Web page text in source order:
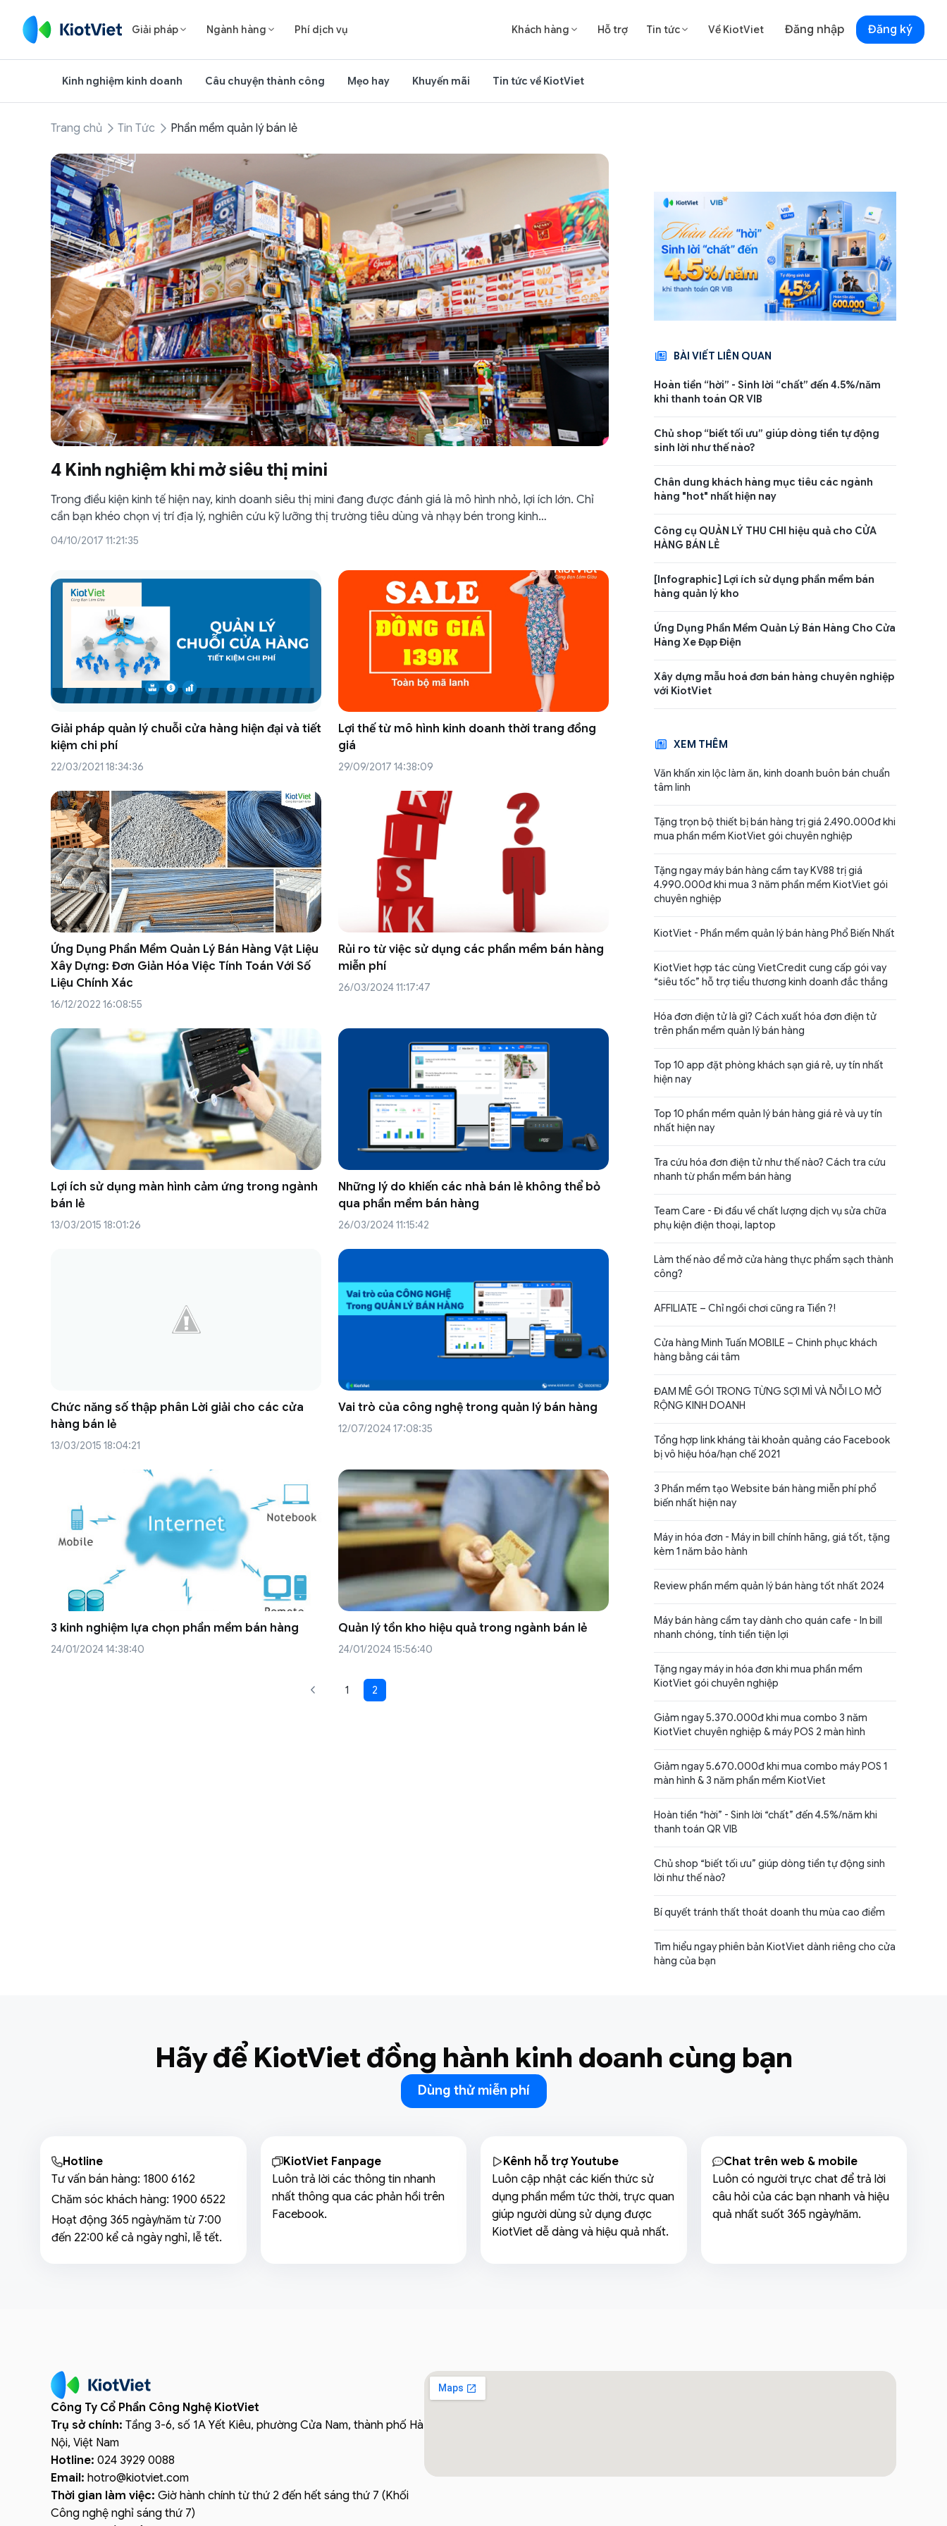
Giải pháp  Ngành hàng  Phí dịch vụ Khách hàng  Hỗ trợ Tin tức  Về KiotViet Đăng nhập Đăng ký
Kinh nghiệm kinh doanh Câu chuyện thành công Mẹo hay Khuyến mãi Tin tức về KiotViet
Trang chủ Tin Tức Phần mềm quản lý bán lẻ
4 Kinh nghiệm khi mở siêu thị mini
Trong điều kiện kinh tế hiện nay, kinh doanh siêu thị mini đang được đánh giá là mô hình nhỏ, lợi ích lớn. Chỉ
cần bạn khéo chọn vị trí địa lý, nghiên cứu kỹ lưỡng thị trường tiêu dùng và nhạy bén trong kinh…
04/10/2017 11:21:35
Giải pháp quản lý chuỗi cửa hàng hiện đại và tiết
kiệm chi phí
22/03/2021 18:34:36
Lợi thế từ mô hình kinh doanh thời trang đồng
giá
29/09/2017 14:38:09
Ứng Dụng Phần Mềm Quản Lý Bán Hàng Vật Liệu
Xây Dựng: Đơn Giản Hóa Việc Tính Toán Với Số
Liệu Chính Xác
16/12/2022 16:08:55
Rủi ro từ việc sử dụng các phần mềm bán hàng
miễn phí
26/03/2024 11:17:47
Lợi ích sử dụng màn hình cảm ứng trong ngành
bán lẻ
13/03/2015 18:01:26
Những lý do khiến các nhà bán lẻ không thể bỏ
qua phần mềm bán hàng
26/03/2024 11:15:42
Chức năng số thập phân Lời giải cho các cửa
hàng bán lẻ
13/03/2015 18:04:21
Vai trò của công nghệ trong quản lý bán hàng
12/07/2024 17:08:35
3 kinh nghiệm lựa chọn phần mềm bán hàng
24/01/2024 14:38:40
Quản lý tồn kho hiệu quả trong ngành bán lẻ
24/01/2024 15:56:40
1 2
BÀI VIẾT LIÊN QUAN
Hoàn tiền “hời” - Sinh lời “chất” đến 4.5%/năm
khi thanh toán QR VIB
Chủ shop “biết tối ưu” giúp dòng tiền tự động
sinh lời như thế nào?
Chân dung khách hàng mục tiêu các ngành
hàng "hot" nhất hiện nay
Công cụ QUẢN LÝ THU CHI hiệu quả cho CỬA
HÀNG BÁN LẺ
[Infographic] Lợi ích sử dụng phần mềm bán
hàng quản lý kho
Ứng Dụng Phần Mềm Quản Lý Bán Hàng Cho Cửa
Hàng Xe Đạp Điện
Xây dựng mẫu hoá đơn bán hàng chuyên nghiệp
với KiotViet
XEM THÊM
Văn khấn xin lộc làm ăn, kinh doanh buôn bán chuẩn
tâm linh
Tặng trọn bộ thiết bị bán hàng trị giá 2.490.000đ khi
mua phần mềm KiotViet gói chuyên nghiệp
Tặng ngay máy bán hàng cầm tay KV88 trị giá
4.990.000đ khi mua 3 năm phần mềm KiotViet gói
chuyên nghiệp
KiotViet - Phần mềm quản lý bán hàng Phổ Biến Nhất
KiotViet hợp tác cùng VietCredit cung cấp gói vay
“siêu tốc” hỗ trợ tiểu thương kinh doanh đắc thắng
Hóa đơn điện tử là gì? Cách xuất hóa đơn điện tử
trên phần mềm quản lý bán hàng
Top 10 app đặt phòng khách sạn giá rẻ, uy tín nhất
hiện nay
Top 10 phần mềm quản lý bán hàng giá rẻ và uy tín
nhất hiện nay
Tra cứu hóa đơn điện tử như thế nào? Cách tra cứu
nhanh từ phần mềm bán hàng
Team Care - Đi đầu về chất lượng dịch vụ sửa chữa
phụ kiện điện thoại, laptop
Làm thế nào để mở cửa hàng thực phẩm sạch thành
công?
AFFILIATE – Chỉ ngồi chơi cũng ra Tiền ?!
Cửa hàng Minh Tuấn MOBILE – Chinh phục khách
hàng bằng cái tâm
ĐAM MÊ GÓI TRONG TỪNG SỢI MÌ VÀ NỖI LO MỞ
RỘNG KINH DOANH
Tổng hợp link kháng tài khoản quảng cáo Facebook
bị vô hiệu hóa/hạn chế 2021
3 Phần mềm tạo Website bán hàng miễn phí phổ
biến nhất hiện nay
Máy in hóa đơn - Máy in bill chính hãng, giá tốt, tặng
kèm 1 năm bảo hành
Review phần mềm quản lý bán hàng tốt nhất 2024
Máy bán hàng cầm tay dành cho quán cafe - In bill
nhanh chóng, tính tiền tiện lợi
Tặng ngay máy in hóa đơn khi mua phần mềm
KiotViet gói chuyên nghiệp
Giảm ngay 5.370.000đ khi mua combo 3 năm
KiotViet chuyên nghiệp & máy POS 2 màn hình
Giảm ngay 5.670.000đ khi mua combo máy POS 1
màn hình & 3 năm phần mềm KiotViet
Hoàn tiền “hời” - Sinh lời “chất” đến 4.5%/năm khi
thanh toán QR VIB
Chủ shop “biết tối ưu” giúp dòng tiền tự động sinh
lời như thế nào?
Bí quyết tránh thất thoát doanh thu mùa cao điểm
Tìm hiểu ngay phiên bản KiotViet dành riêng cho cửa
hàng của bạn
Hãy để KiotViet đồng hành kinh doanh cùng bạn
Dùng thử miễn phí
Hotline
Tư vấn bán hàng: 1800 6162
Chăm sóc khách hàng: 1900 6522
Hoạt động 365 ngày/năm từ 7:00
đến 22:00 kể cả ngày nghỉ, lễ tết.
KiotViet Fanpage
Luôn trả lời các thông tin nhanh
nhất thông qua các phản hồi trên
Facebook.
Kênh hỗ trợ Youtube
Luôn cập nhật các kiến thức sử
dụng phần mềm tức thời, trực quan
giúp người dùng sử dụng được
KiotViet dễ dàng và hiệu quả nhất.
Chat trên web & mobile
Luôn có người trực chat để trả lời
câu hỏi của các bạn nhanh và hiệu
quả nhất suốt 365 ngày/năm.
Công Ty Cổ Phần Công Nghệ KiotViet
Trụ sở chính: Tầng 3-6, số 1A Yết Kiêu, phường Cửa Nam, thành phố Hà
Nội, Việt Nam
Hotline: 024 3929 0088
Email: hotro@kiotviet.com
Thời gian làm việc: Giờ hành chính từ thứ 2 đến hết sáng thứ 7 (Khối
Công nghệ nghỉ sáng thứ 7)